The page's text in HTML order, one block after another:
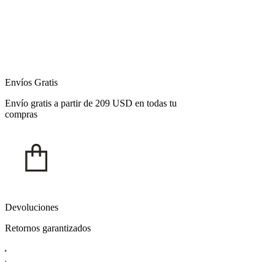
Envíos Gratis
Envío gratis a partir de 209 USD en todas tu
compras
Devoluciones
Retornos garantizados